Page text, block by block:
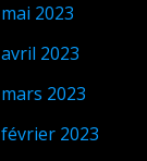
mai 2023
avril 2023
mars 2023
février 2023